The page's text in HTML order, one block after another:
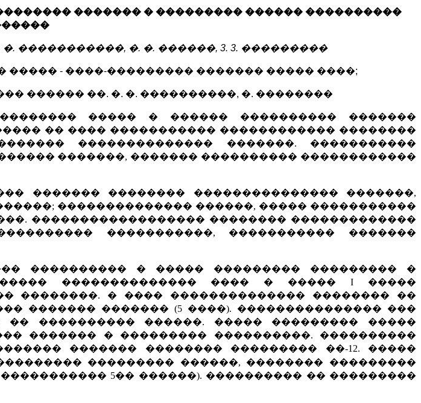
������� � ��������� ������ ����������
�����������, �. �. ������, 3. 3. ���������
����� - ����-��������� ������� ����� ����;
������ ��. �. �. ����������, �. ��������
����� � ������ ���������� �������
�� ���� ����������� ������������ ��������
�������������� �������. �����������
�������, ������� ���������� ������������
������� �������� ��������������� �������,
�������������� ������, ����� �����������
������������������ �������� �������������
�����������, ����������� �������
���������� � ����� ��������� ��������� �
�������������� ���� � ����� I �����
��������. � ���� �������������� �������� ��
������� ������� (5 ����). ��������������� ���
���������� ������. ����� ��������� �����
������� � ��������� ����������. ����������
������� �������� ��������� ��-12. �����
��������� ������, �������� ���������
5�� ������). ���������� �� ���������